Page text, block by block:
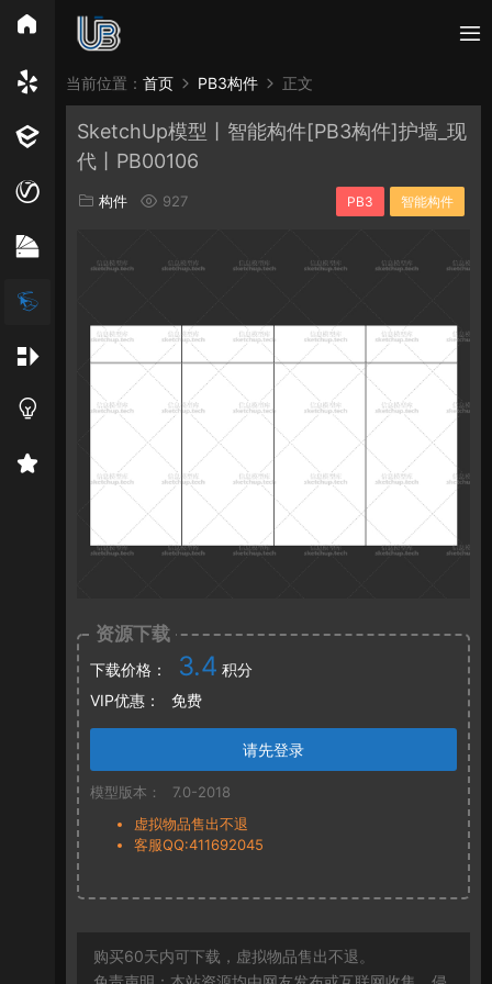
所有分类
Enscape PB3构件 构件 轮廓
免费模型
当前位置： 首页 PB3构件 正文
SketchUp模型丨智能构件[PB3构件]护墙_现
代丨PB00106
构件 927 PB3 智能构件
资源下载
下载价格： 3.4 积分
VIP优惠：
免费
请先登录
模型版本：
7.0-2018
虚拟物品售出不退
客服QQ:411692045
购买60天内可下载，虚拟物品售出不退。